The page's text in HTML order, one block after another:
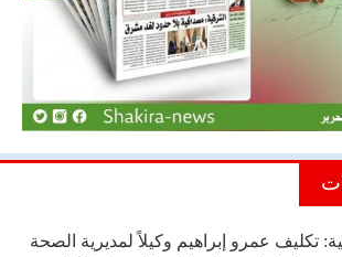
تكليف عمرو إبراهيم وكيلاً لمديرية الصحة